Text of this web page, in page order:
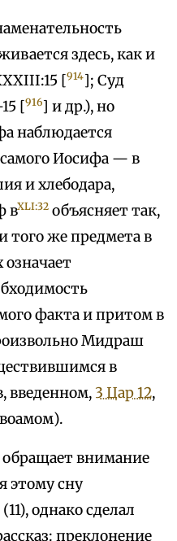
здесь, как и
[914]; Суд
[916] и др.), но
наблюдается
Иосифа — в
и хлебодара,
вXLI:32 объясняет так,
того же предмета в
факта и притом в
Мидраш
в
введенном, 3 Цар 12,
внимание
этому сну
однако сделал
преклонение